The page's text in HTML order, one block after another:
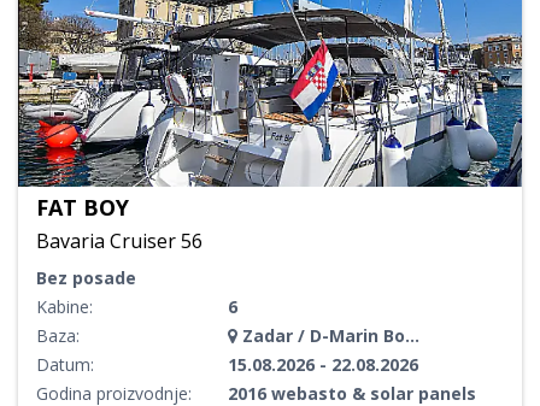
FAT BOY
Bavaria Cruiser 56
Bez posade
Kabine:
6
Baza:
Zadar / D-Marin Borik
Datum:
15.08.2026 - 22.08.2026
Godina proizvodnje:
2016 webasto & solar panels